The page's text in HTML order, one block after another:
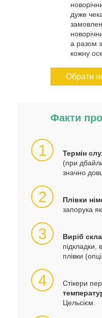
дуже
а разом
кожну
Обрати
Факти
1 Термін
(при
значно
2 Плівки
запорука
3 Виріб
підкладки,
плівки
4 Стікери
Цельсієм.